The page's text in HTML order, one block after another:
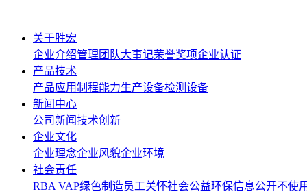
关于胜宏
企业介绍管理团队大事记荣誉奖项企业认证
产品技术
产品应用制程能力生产设备检测设备
新闻中心
公司新闻技术创新
企业文化
企业理念企业风貌企业环境
社会责任
RBA VAP绿色制造员工关怀社会公益环保信息公开不使